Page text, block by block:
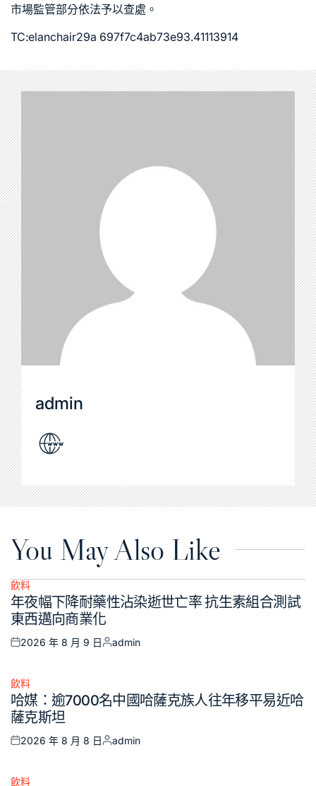
市場監管部分依法予以查處。
TC:elanchair29a 697f7c4ab73e93.41113914
admin
You May Also Like
Posted
in
飲料
年夜幅下降耐藥性沾染逝世亡率 抗生素組合測試
東西邁向商業化
Posted
2026 年 8 月 9 日
Posted
admin
Posted
in
飲料
哈媒：逾7000名中國哈薩克族人往年移平易近哈
薩克斯坦
Posted
2026 年 8 月 8 日
Posted
admin
飲料